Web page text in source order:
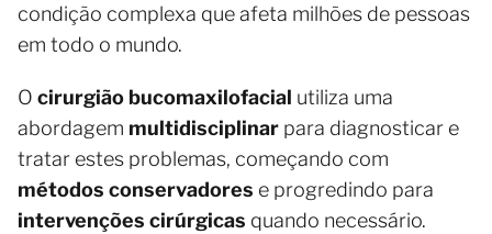
condição complexa que afeta milhões de pessoas
em todo o mundo.
O cirurgião bucomaxilofacial utiliza uma
abordagem multidisciplinar para diagnosticar e
tratar estes problemas, começando com
métodos conservadores e progredindo para
intervenções cirúrgicas quando necessário.